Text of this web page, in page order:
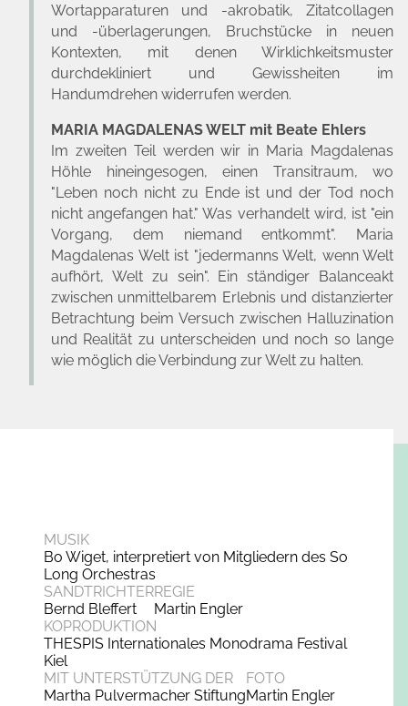
Wortapparaturen und -akrobatik, Zitatcollagen
und -überlagerungen, Bruchstücke in neuen
Kontexten, mit denen Wirklichkeitsmuster
durchdekliniert und Gewissheiten im
Handumdrehen widerrufen werden.
MARIA MAGDALENAS WELT mit Beate Ehlers
Im zweiten Teil werden wir in Maria Magdalenas
Höhle hineingesogen, einen Transitraum, wo
"Leben noch nicht zu Ende ist und der Tod noch
nicht angefangen hat." Was verhandelt wird, ist "ein
Vorgang, dem niemand entkommt". Maria
Magdalenas Welt ist "jedermanns Welt, wenn Welt
aufhört, Welt zu sein". Ein ständiger Balanceakt
zwischen unmittelbarem Erlebnis und distanzierter
Betrachtung beim Versuch zwischen Halluzination
und Realität zu unterscheiden und noch so lange
wie möglich die Verbindung zur Welt zu halten.
MUSIK
Bo Wiget, interpretiert von Mitgliedern des So
Long Orchestras
SANDTRICHTER
Bernd Bleffert
REGIE
Martin Engler
KOPRODUKTION
THESPIS Internationales Monodrama Festival
Kiel
MIT UNTERSTÜTZUNG DER
Martha Pulvermacher Stiftung
FOTO
Martin Engler